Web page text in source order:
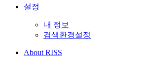
설정
내 정보
검색환경설정
About RISS